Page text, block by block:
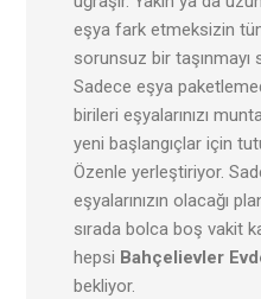
eşya fark etmeksizin
sorunsuz bir
Sadece eşya
birileri eşyalarınızı
yeni başlangıçlar için
Özenle yerleştiriyor.
eşyalarınızın olacağı
sırada bolca boş vakit
hepsi Bahçelievler
bekliyor.